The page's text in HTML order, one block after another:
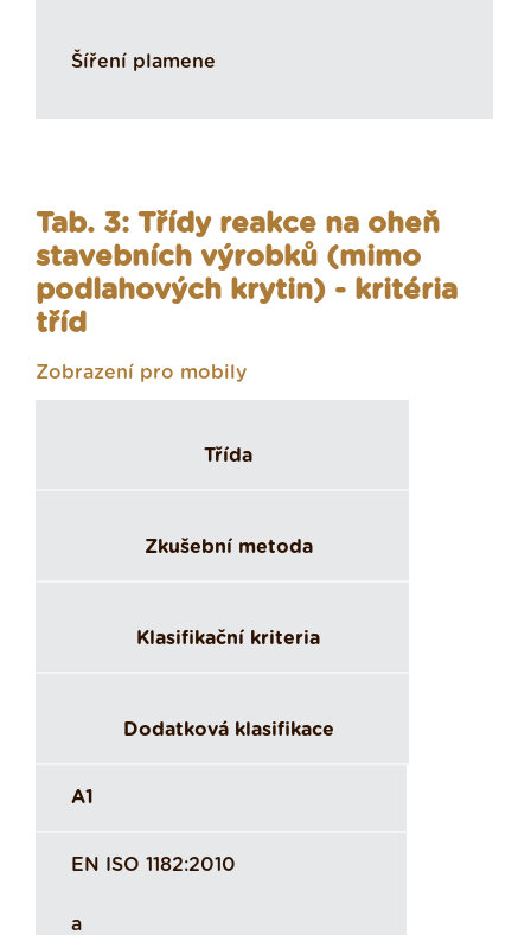
Šíření plamene
Tab. 3: Třídy reakce na oheň
stavebních výrobků (mimo
podlahových krytin) - kritéria
tříd
Zobrazení pro mobily
Třída
Zkušební metoda
Klasifikační kriteria
Dodatková klasifikace
A1
EN ISO 1182:2010
a